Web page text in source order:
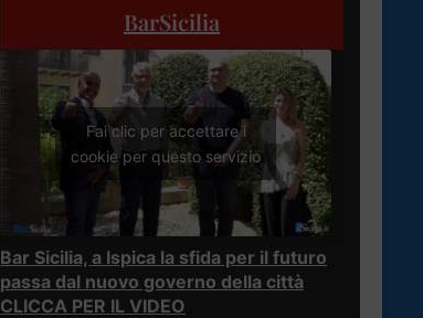
BarSicilia
Fai clic per accettare i
cookie per questo servizio
Bar Sicilia, a Ispica la sfida per il futuro
passa dal nuovo governo della città
CLICCA PER IL VIDEO